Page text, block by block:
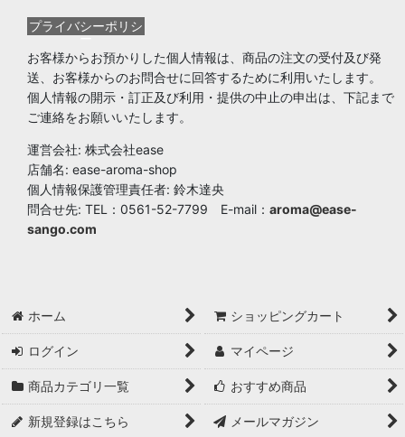
プライバシーポリシ
ー
お客様からお預かりした個人情報は、商品の注文の受付及び発
送、お客様からのお問合せに回答するために利用いたします。
個人情報の開示・訂正及び利用・提供の中止の申出は、下記まで
ご連絡をお願いいたします。
運営会社: 株式会社ease
店舗名: ease-aroma-shop
個人情報保護管理責任者: 鈴木達央
問合せ先: TEL：0561-52-7799 E-mail： aroma@ease-
sango.com
ホーム ショッピングカート
ログイン マイページ
商品カテゴリ一覧 おすすめ商品
新規登録はこちら メールマガジン